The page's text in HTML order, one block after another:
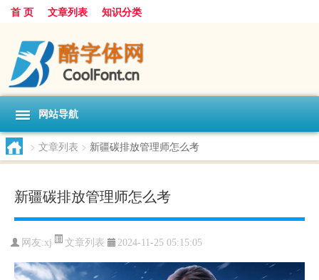
首 页 文章列表 知识分类
网站导航
> 文章列表 > 新疆碳排放管理师怎么考
新疆碳排放管理师怎么考
网友:xj 文章列表 2024-11-25 05:15:05